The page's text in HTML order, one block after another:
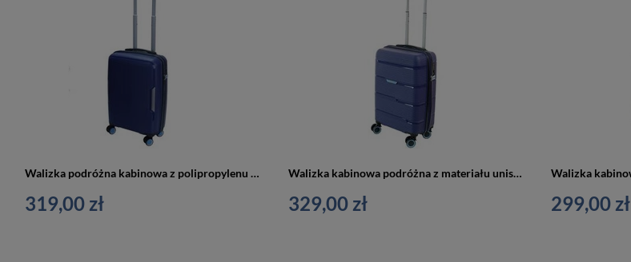
Walizka podróżna kabinowa z polipropylenu unisex Dielle 180 granatowa
319,00 zł
Walizka kabinowa podróżna z materiału unisex Dielle 170 50 BL mała granatowa
329,00 zł 299,00 zł